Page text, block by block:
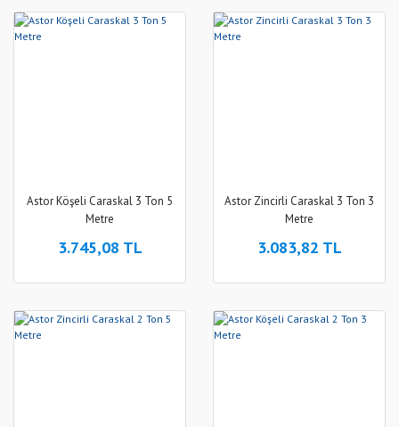
Astor Köşeli Caraskal 3 Ton 5
Metre
3.745,08 TL
Astor Zincirli Caraskal 3 Ton 3
Metre
3.083,82 TL